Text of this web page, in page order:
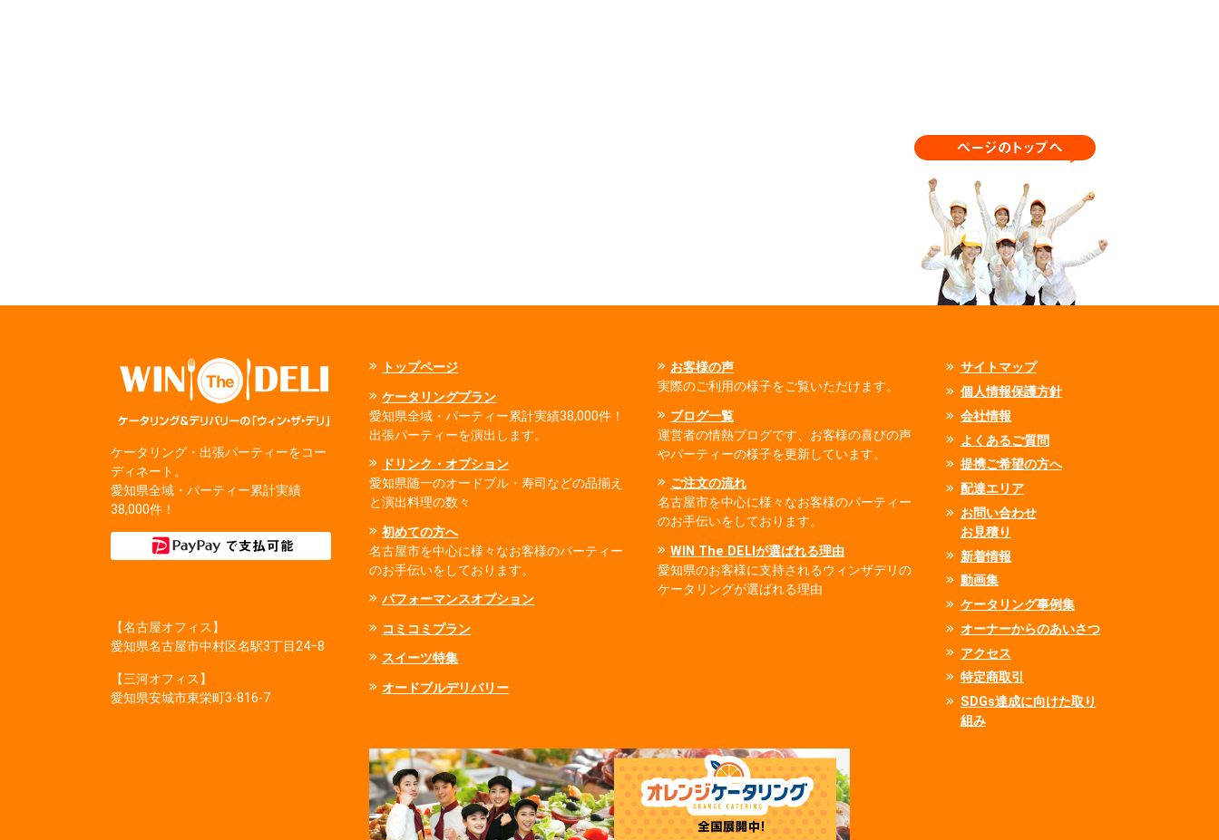
トップページ
ケータリングプラン
愛知県全域・パーティー累計実績38,000件！
出張パーティーを演出します。
ドリンク・オプション
愛知県随一のオードブル・寿司などの品揃え
と演出料理の数々
初めての方へ
名古屋市を中心に様々なお客様のパーティー
のお手伝いをしております。
パフォーマンスオプション
コミコミプラン
スイーツ特集
オードブルデリバリー
お客様の声
実際のご利用の様子をご覧いただけます。
ブログ一覧
運営者の情熱ブログです、お客様の喜びの声
やパーティーの様子を更新しています。
ご注文の流れ
名古屋市を中心に様々なお客様のパーティー
のお手伝いをしております。
WIN The DELIが選ばれる理由
愛知県のお客様に支持されるウィンザデリの
ケータリングが選ばれる理由
サイトマップ
個人情報保護方針
会社情報
よくあるご質問
提携ご希望の方へ
配達エリア
お問い合わせ
お見積り
新着情報
動画集
ケータリング事例集
オーナーからのあいさつ
アクセス
特定商取引
SDGs達成に向けた取り
組み
ケータリング・出張パーティーをコー
ディネート。
愛知県全域・パーティー累計実績
38,000件！
【名古屋オフィス】
愛知県名古屋市中村区名駅3丁目24−8
【三河オフィス】
愛知県安城市東栄町3‐816‐7